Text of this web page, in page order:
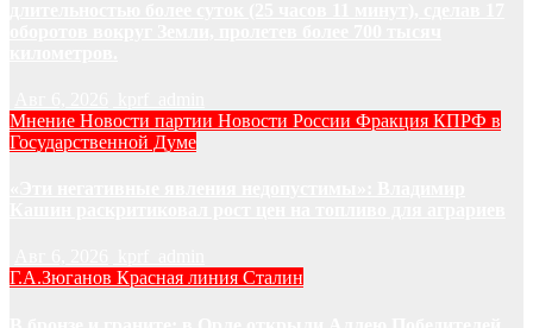
Мнение Новости партии Новости России Фракция КПРФ в
Государственной Думе
Г.А.Зюганов Красная линия Сталин